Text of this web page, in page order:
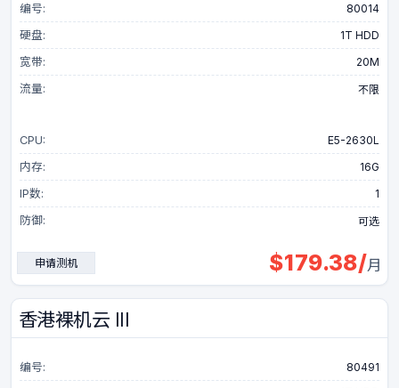
编号:
80014
硬盘:
1T HDD
宽带:
20M
流量:
不限
CPU:
E5-2630L
内存:
16G
IP数:
1
防御:
可选
申请测机 $179.38/月
香港裸机云 III
编号:
80491